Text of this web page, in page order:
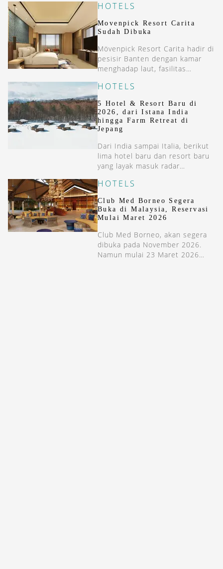
HOTELS
Movenpick Resort Carita
Sudah Dibuka
Mövenpick Resort Carita hadir di
pesisir Banten dengan kamar
menghadap laut, fasilitas
berkapasitas besar.
HOTELS
5 Hotel & Resort Baru di
2026, dari Istana India
hingga Farm Retreat di
Jepang
Dari India sampai Italia, berikut
lima hotel baru dan resort baru
yang layak masuk radar
HOTELS
Club Med Borneo Segera
Buka di Malaysia, Reservasi
Mulai Maret 2026
Club Med Borneo, akan segera
dibuka pada November 2026.
Namun mulai 23 Maret 2026